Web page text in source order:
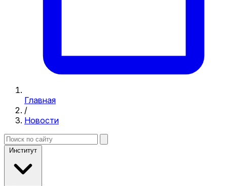
Главная
/
Новости
Институт